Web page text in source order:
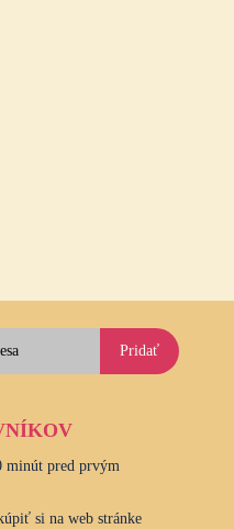
Pridať
minút pred prvým
si na web stránke